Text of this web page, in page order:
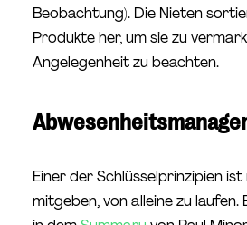
Beobachtung). Die Nieten
Produkte her, um sie zu
Angelegenheit zu beachten.
Einer der Schlüsselprinzipien
mitgeben, von alleine zu